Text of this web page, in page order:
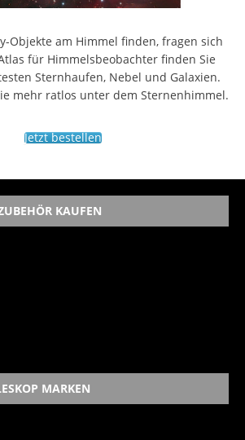
Objekte am Himmel finden, fragen sich
für Himmelsbeobachter finden Sie
Sternhaufen, Nebel und Galaxien.
mehr ratlos unter dem Sternenhimmel.
Jetzt bestellen
KAUFEN
MARKEN